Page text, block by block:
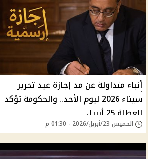
أنباء متداولة عن مد إجازة عيد تحرير
سيناء 2026 ليوم الأحد.. والحكومة تؤكد
العطلة 25 أبريل
الخميس 23/أبريل/2026 - 01:30 م